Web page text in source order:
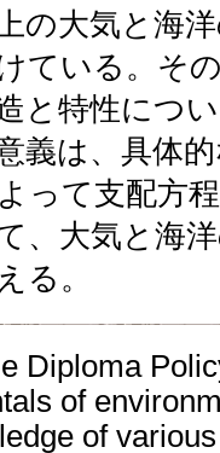
の大気と海
ている。そ
と特性につ
義は、具体
って支配方
、大気と海
る。
Diploma
of
of